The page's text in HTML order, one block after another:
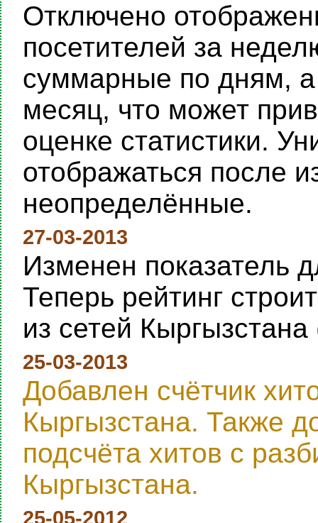
Отключено
посетителей за
суммарные по дням,
месяц, что может
оценке статистики.
отображаться после
неопределённые.
27-03-2013
Изменен показатель
Теперь рейтинг
из сетей
25-03-2013
Добавлен счётчик
Кыргызстана. Также
подсчёта хитов с
Кыргызстана.
25-05-2012